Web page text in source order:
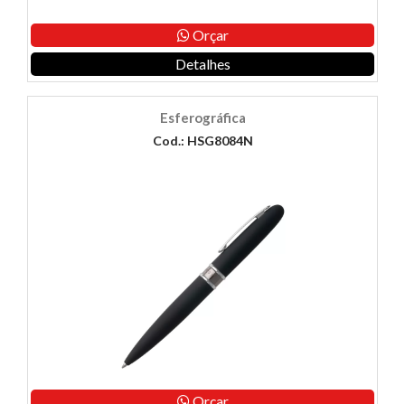
Orçar
Detalhes
Esferográfica
Cod.: HSG8084N